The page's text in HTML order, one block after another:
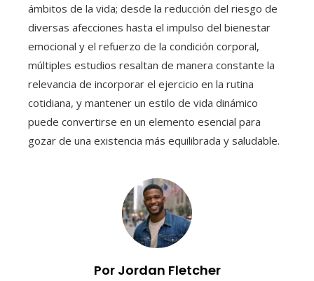
ámbitos de la vida; desde la reducción del riesgo de
diversas afecciones hasta el impulso del bienestar
emocional y el refuerzo de la condición corporal,
múltiples estudios resaltan de manera constante la
relevancia de incorporar el ejercicio en la rutina
cotidiana, y mantener un estilo de vida dinámico
puede convertirse en un elemento esencial para
gozar de una existencia más equilibrada y saludable.
Por Jordan Fletcher